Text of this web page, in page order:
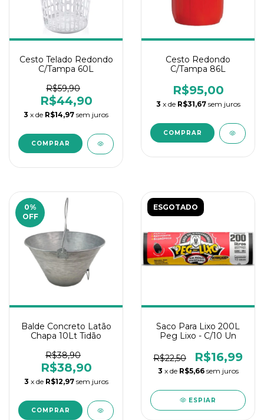
Cesto Telado Redondo
C/Tampa 60L
R$59,90
R$44,90
3 x de R$14,97 sem juros
Cesto Redondo
C/Tampa 86L
R$95,00
3 x de R$31,67 sem juros
0%
OFF
Balde Concreto Latão
Chapa 10Lt Tidão
R$38,90
R$38,90
3 x de R$12,97 sem juros
ESGOTADO
Saco Para Lixo 200L
Peg Lixo - C/10 Un
R$22,50 R$16,99
3 x de R$5,66 sem juros
ESPIAR